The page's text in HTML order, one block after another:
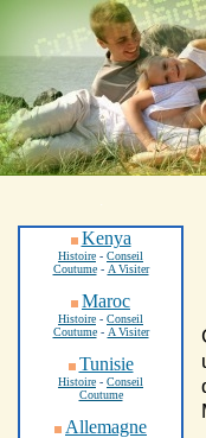
.
Kenya
Histoire - Conseil
Coutume - A Visiter
Maroc
Histoire - Conseil
Coutume- A Visiter
Tunisie
Histoire - Conseil
Coutume
Allemagne